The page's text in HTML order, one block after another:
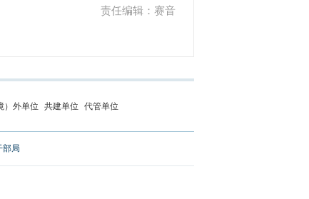
责任编辑：赛音
）外单位 共建单位 代管单位
部局